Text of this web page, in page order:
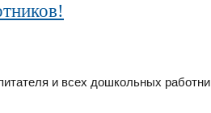
и всех дошкольных